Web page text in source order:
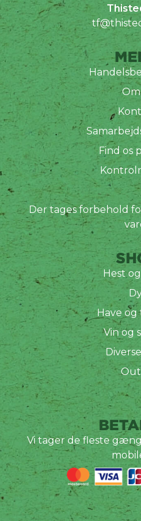
Om
Find os
Der tages forbehold
Hest
Have og
Vin og
Vi tager de fleste